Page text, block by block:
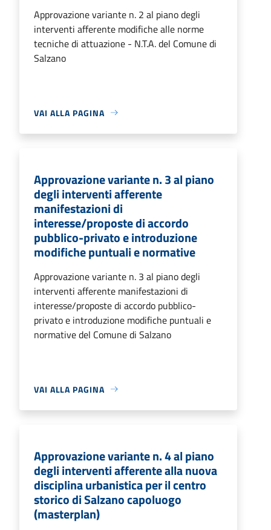
Approvazione variante n. 2 al piano degli
interventi afferente modifiche alle norme
tecniche di attuazione - N.T.A. del Comune di
Salzano
VAI ALLA PAGINA
Approvazione variante n. 3 al piano
degli interventi afferente
manifestazioni di
interesse/proposte di accordo
pubblico-privato e introduzione
modifiche puntuali e normative
Approvazione variante n. 3 al piano degli
interventi afferente manifestazioni di
interesse/proposte di accordo pubblico-
privato e introduzione modifiche puntuali e
normative del Comune di Salzano
VAI ALLA PAGINA
Approvazione variante n. 4 al piano
degli interventi afferente alla nuova
disciplina urbanistica per il centro
storico di Salzano capoluogo
(masterplan)